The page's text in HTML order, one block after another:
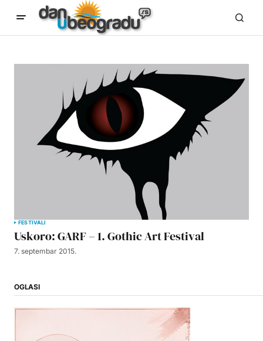
FESTIVALI
Uskoro: GARF – 1. Gothic Art Festival
7. septembar 2015.
OGLASI